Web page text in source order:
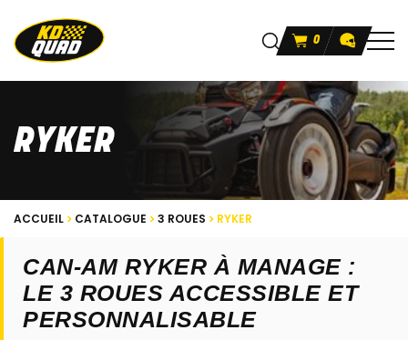
0
RYKER
ACCUEIL CATALOGUE 3 ROUES RYKER
CAN-AM RYKER À MANAGE :
LE 3 ROUES ACCESSIBLE ET
PERSONNALISABLE